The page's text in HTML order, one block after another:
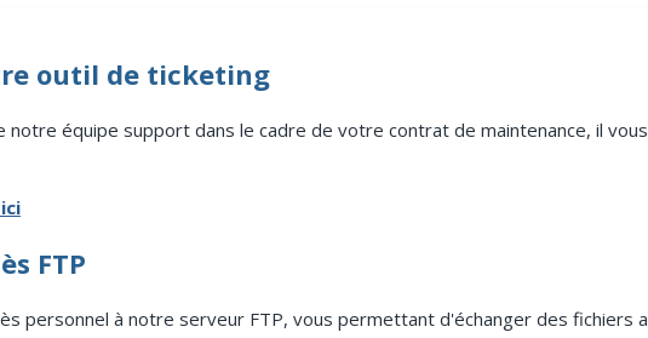
outil de ticketing
équipe support dans le cadre de votre contrat de maintenance, il
FTP
personnel à notre serveur FTP, vous permettant d'échanger des